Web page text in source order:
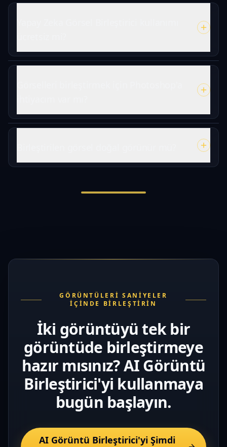
GÖRÜNTÜLERI SANIYELER
İÇINDE BIRLEŞTIRIN
İki görüntüyü tek bir
görüntüde birleştirmeye
hazır mısınız? AI Görüntü
Birleştirici'yi kullanmaya
bugün başlayın.
AI Görüntü Birleştirici'yi Şimdi